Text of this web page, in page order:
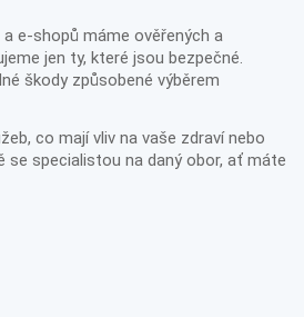
e-shopů máme ověřených a
jen ty, které jsou bezpečné.
škody způsobené výběrem
co mají vliv na vaše zdraví nebo
specialistou na daný obor, ať máte